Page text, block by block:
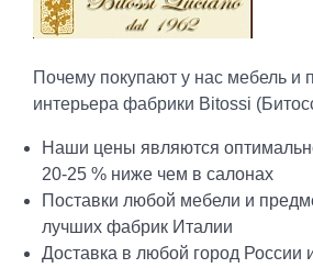
Почему покупают у нас мебель и
интерьера фабрики Bitossi
Наши цены являются
20-25 % ниже чем в салонах
Поставки любой мебели и
лучших фабрик Италии
Доставка в любой город России